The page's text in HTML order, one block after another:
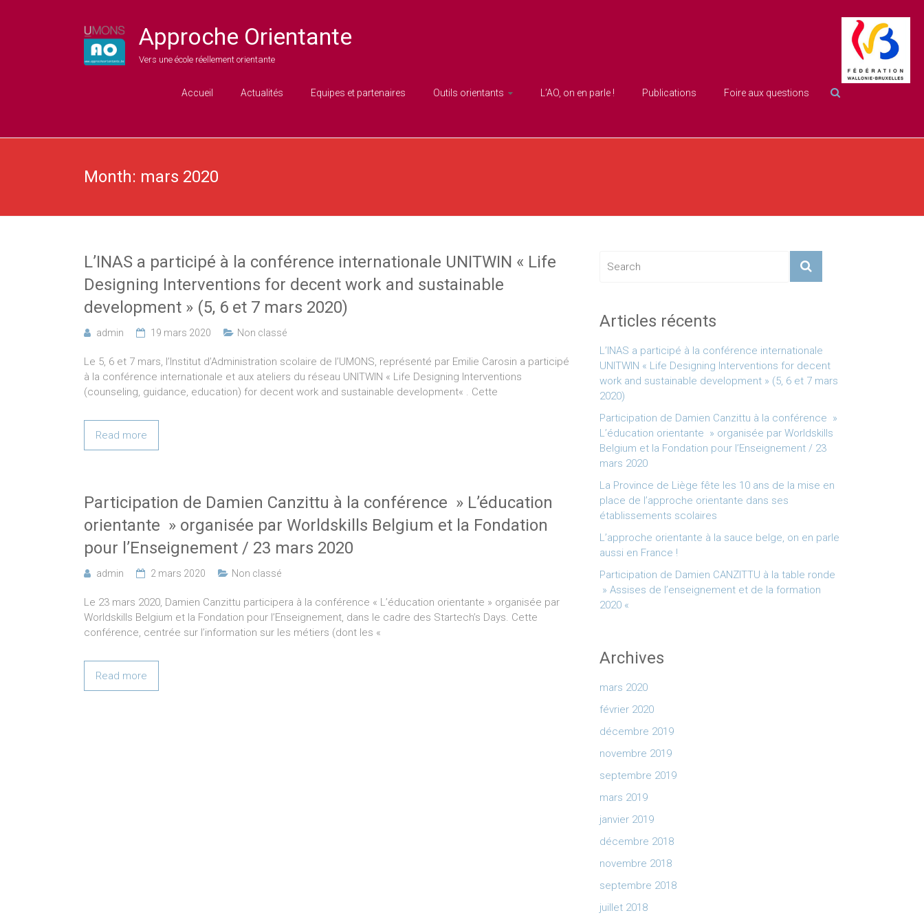
Approche Orientante
Vers une école réellement orientante
Accueil Actualités Equipes et partenaires Outils orientants L’AO, on en parle ! Publications Foire aux questions
Month: mars 2020
L’INAS a participé à la conférence internationale UNITWIN « Life
Designing Interventions for decent work and sustainable
development » (5, 6 et 7 mars 2020)
admin 19 mars 2020 Non classé
Le 5, 6 et 7 mars, l’Institut d’Administration scolaire de l’UMONS, représenté par Emilie Carosin a participé
à la conférence internationale et aux ateliers du réseau UNITWIN « Life Designing Interventions
(counseling, guidance, education) for decent work and sustainable development« . Cette
Read more
Participation de Damien Canzittu à la conférence » L’éducation
orientante » organisée par Worldskills Belgium et la Fondation
pour l’Enseignement / 23 mars 2020
admin 2 mars 2020 Non classé
Le 23 mars 2020, Damien Canzittu participera à la conférence « L’éducation orientante » organisée par
Worldskills Belgium et la Fondation pour l’Enseignement, dans le cadre des Startech’s Days. Cette
conférence, centrée sur l’information sur les métiers (dont les «
Read more
Articles récents
L’INAS a participé à la conférence internationale
UNITWIN « Life Designing Interventions for decent
work and sustainable development » (5, 6 et 7 mars
2020)
Participation de Damien Canzittu à la conférence »
L’éducation orientante » organisée par Worldskills
Belgium et la Fondation pour l’Enseignement / 23
mars 2020
La Province de Liège fête les 10 ans de la mise en
place de l’approche orientante dans ses
établissements scolaires
L’approche orientante à la sauce belge, on en parle
aussi en France !
Participation de Damien CANZITTU à la table ronde
» Assises de l’enseignement et de la formation
2020 «
Archives
mars 2020
février 2020
décembre 2019
novembre 2019
septembre 2019
mars 2019
janvier 2019
décembre 2018
novembre 2018
septembre 2018
juillet 2018